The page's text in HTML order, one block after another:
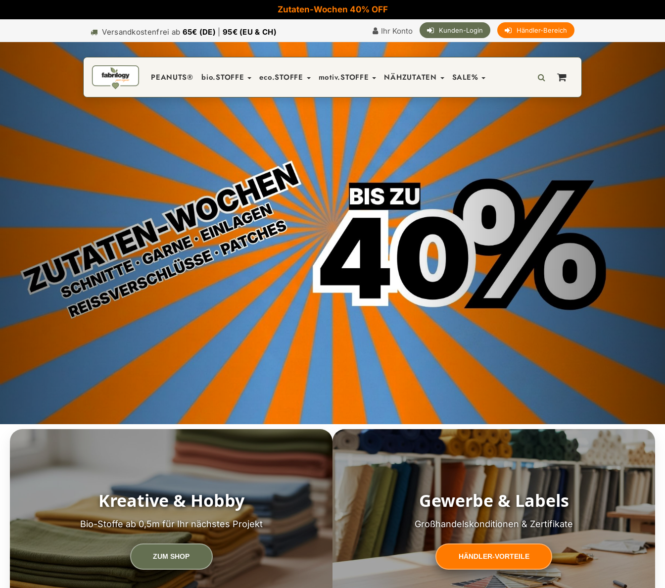
Zutaten-Wochen 40% OFF
Versandkostenfrei ab 65€ (DE) 95€ (EU & CH) Ihr Konto Kunden-Login Händler-Bereich
PEANUTS® bio.STOFFE eco.STOFFE motiv.STOFFE NÄHZUTATEN SALE%
Kreative & Hobby
Bio-Stoffe ab 0,5m für Ihr nächstes Projekt
ZUM SHOP
Gewerbe & Labels
Großhandelskonditionen & Zertifikate
HÄNDLER-VORTEILE